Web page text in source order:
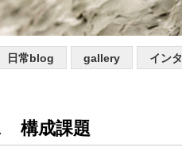
日常blog gallery イン
構成課題